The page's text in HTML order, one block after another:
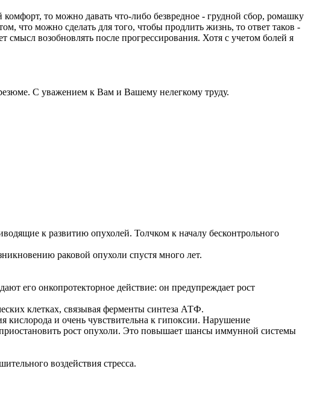
то можно давать что-либо безвредное - грудной сбор, ромашку
что можно сделать для того, чтобы продлить жизнь, то ответ таков -
смысл возобновлять после прогрессирования. Хотя с учетом болей я
С уважением к Вам и Вашему нелегкому труду.
к развитию опухолей. Толчком к началу бесконтрольного
раковой опухоли спустя много лет.
его онкопротекторное действие: он предупреждает рост
клетках, связывая ферменты синтеза АТФ.
кислорода и очень чувствительна к гипоксии. Нарушение
рост опухоли. Это повышает шансы иммунной системы
воздействия стресса.